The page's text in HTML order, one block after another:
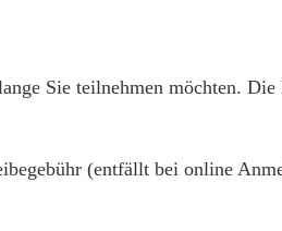
Sie teilnehmen möchten.
(entfällt bei online